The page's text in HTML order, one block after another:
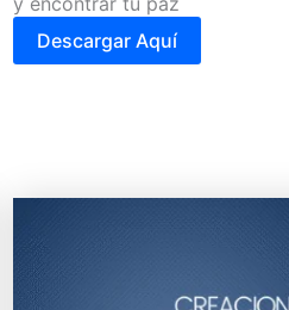
Descargar Aquí